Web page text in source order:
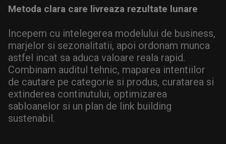
Metoda clara care livreaza rezultate lunare
Incepem cu intelegerea modelului de business,
marjelor si sezonalitatii, apoi ordonam munca
astfel incat sa aduca valoare reala rapid.
Combinam auditul tehnic, maparea intentiilor
de cautare pe categorie si produs, curatarea si
extinderea continutului, optimizarea
sabloanelor si un plan de link building
sustenabil.